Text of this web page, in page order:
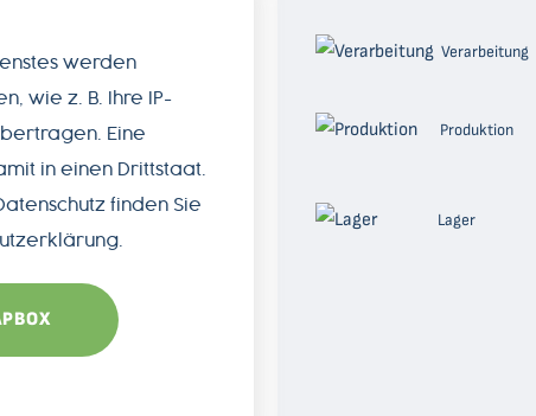
werden
wie z. B. Ihre IP-
Eine
in einen Drittstaat.
finden Sie
.
Verarbeitung
Produktion
Lager